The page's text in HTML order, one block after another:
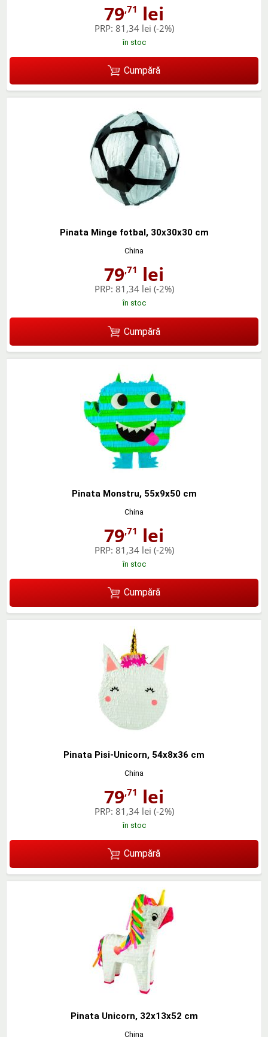
79,71 lei
PRP: 81,34 lei (-2%)
în stoc
Cumpără
Pinata Minge fotbal, 30x30x30 cm
China
79,71 lei
PRP: 81,34 lei (-2%)
în stoc
Cumpără
Pinata Monstru, 55x9x50 cm
China
79,71 lei
PRP: 81,34 lei (-2%)
în stoc
Cumpără
Pinata Pisi-Unicorn, 54x8x36 cm
China
79,71 lei
PRP: 81,34 lei (-2%)
în stoc
Cumpără
Pinata Unicorn, 32x13x52 cm
China